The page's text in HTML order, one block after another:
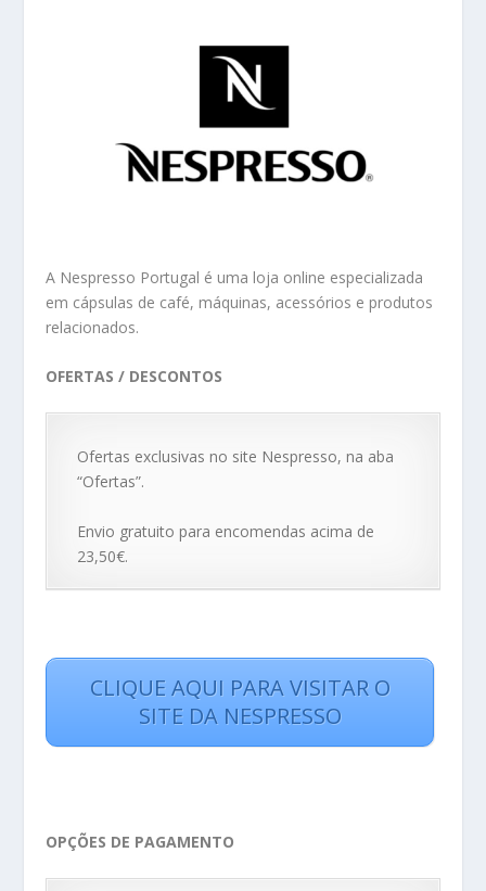
A Nespresso Portugal é uma loja online especializada
em cápsulas de café, máquinas, acessórios e produtos
relacionados.
OFERTAS / DESCONTOS
Ofertas exclusivas no site Nespresso, na aba
“Ofertas”.
Envio gratuito para encomendas acima de
23,50€.
CLIQUE AQUI PARA VISITAR O
SITE DA NESPRESSO
OPÇÕES DE PAGAMENTO